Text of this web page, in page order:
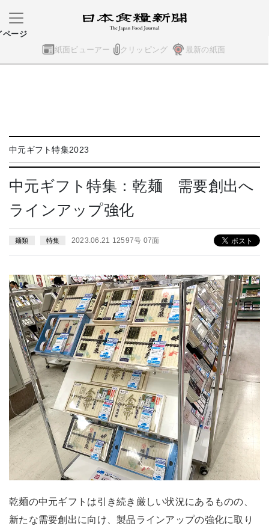
紙面ビューアー クリッピング 最新の紙面
ページ
中元ギフト特集2023
中元ギフト特集：乾麺 需要創出へ
ラインアップ強化
麺類 特集 2023.06.21 12597号 07面
乾麺の中元ギフトは引き続き厳しい状況にあるものの、
新たな需要創出に向け、製品ラインアップの強化に取り